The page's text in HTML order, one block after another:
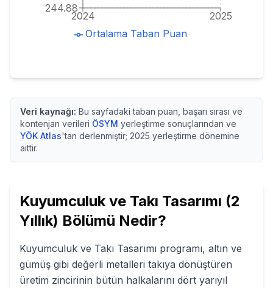
2024 2025
244.88
Ortalama Taban Puan
Veri kaynağı: Bu sayfadaki taban puan, başarı sırası ve
kontenjan verileri ÖSYM yerleştirme sonuçlarından ve
YÖK Atlas'tan derlenmiştir; 2025 yerleştirme dönemine
aittir.
Kuyumculuk ve Takı Tasarımı (2
Yıllık) Bölümü Nedir?
Kuyumculuk ve Takı Tasarımı programı, altın ve
gümüş gibi değerli metalleri takıya dönüştüren
üretim zincirinin bütün halkalarını dört yarıyıl